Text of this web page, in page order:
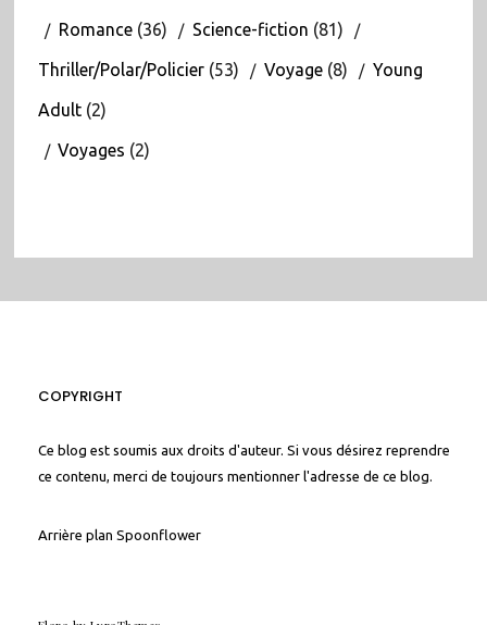
Romance(36) Science-fiction (81)
Thriller/Polar/Policier(53) Voyage(8) Young
Adult(2)
Voyages (2)
COPYRIGHT
Ce blog est soumis aux droits d'auteur. Si vous désirez reprendre
ce contenu, merci de toujours mentionner l'adresse de ce blog.
Arrière plan Spoonflower